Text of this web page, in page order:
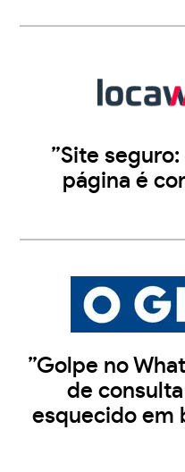
”Site
página é
”Golpe no
de
esquecido em